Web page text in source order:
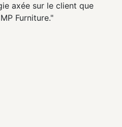
axée sur le client que
Furniture."